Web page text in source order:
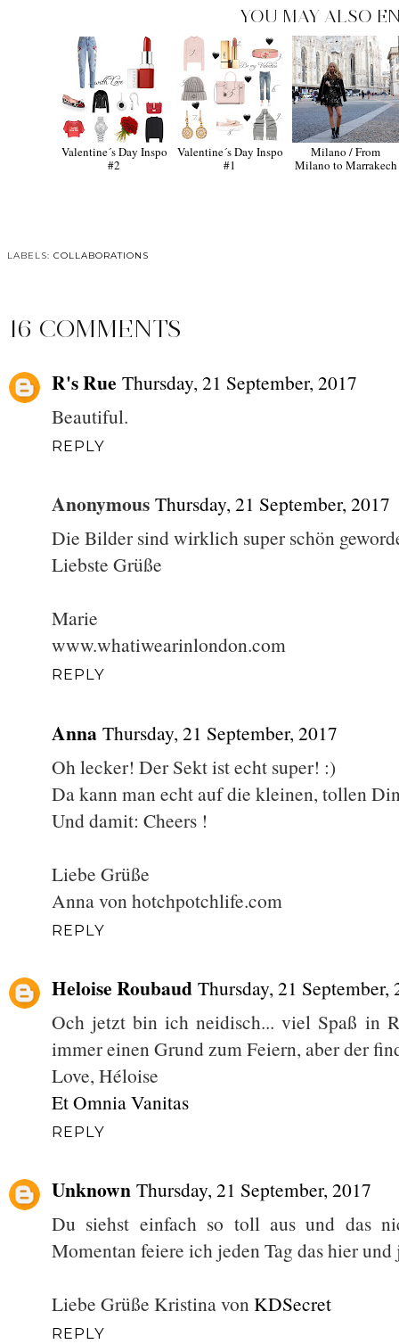
YOU MAY ALSO
Valentine´s Day Inspo
#2
Valentine´s Day Inspo
#1
Milano / From
Milano to Marrakech
LABELS: COLLABORATIONS
16 COMMENTS
R's Rue Thursday, 21 September, 2017
Beautiful.
REPLY
Anonymous Thursday, 21 September, 2017
Die Bilder sind wirklich super schön
Liebste Grüße
Marie
www.whatiwearinlondon.com
REPLY
Anna Thursday, 21 September, 2017
Oh lecker! Der Sekt ist echt super! :)
Da kann man echt auf die kleinen, tollen
Und damit: Cheers !
Liebe Grüße
Anna von hotchpotchlife.com
REPLY
Heloise Roubaud Thursday, 21 September,
Och jetzt bin ich neidisch... viel Spaß in
immer einen Grund zum Feiern, aber der
Love, Héloise
Et Omnia Vanitas
REPLY
Unknown Thursday, 21 September, 2017
Du siehst einfach so toll aus und das
Momentan feiere ich jeden Tag das hier und
Liebe Grüße Kristina vonKDSecret
REPLY